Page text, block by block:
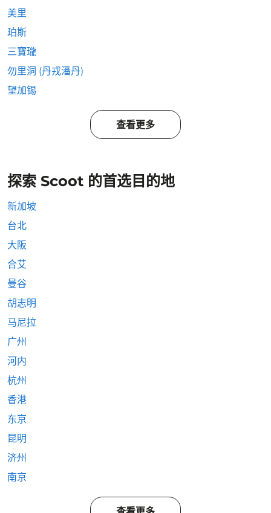
美里
珀斯
三寶瓏
勿里洞 (丹戎潘丹)
望加锡
查看更多
探索 Scoot 的首选目的地
新加坡
台北
大阪
合艾
曼谷
胡志明
马尼拉
广州
河内
杭州
香港
东京
昆明
济州
南京